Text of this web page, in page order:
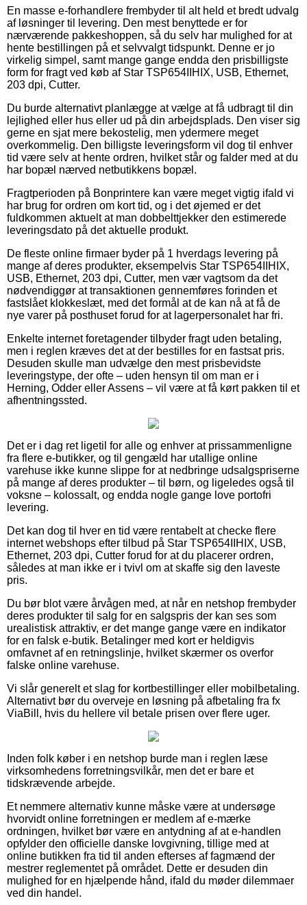
En masse e-forhandlere frembyder til alt held et bredt udvalg
af løsninger til levering. Den mest benyttede er for
nærværende pakkeshoppen, så du selv har mulighed for at
hente bestillingen på et selvvalgt tidspunkt. Denne er jo
virkelig simpel, samt mange gange endda den prisbilligste
form for fragt ved køb af Star TSP654IIHIX, USB, Ethernet,
203 dpi, Cutter.
Du burde alternativt planlægge at vælge at få udbragt til din
lejlighed eller hus eller ud på din arbejdsplads. Den viser sig
gerne en sjat mere bekostelig, men ydermere meget
overkommelig. Den billigste leveringsform vil dog til enhver
tid være selv at hente ordren, hvilket står og falder med at du
har bopæl nærved netbutikkens bopæl.
Fragtperioden på Bonprintere kan være meget vigtig ifald vi
har brug for ordren om kort tid, og i det øjemed er det
fuldkommen aktuelt at man dobbelttjekker den estimerede
leveringsdato på det aktuelle produkt.
De fleste online firmaer byder på 1 hverdags levering på
mange af deres produkter, eksempelvis Star TSP654IIHIX,
USB, Ethernet, 203 dpi, Cutter, men vær vagtsom da det
nødvendiggør at transaktionen gennemføres forinden et
fastslået klokkeslæt, med det formål at de kan nå at få de
nye varer på posthuset forud for at lagerpersonalet har fri.
Enkelte internet foretagender tilbyder fragt uden betaling,
men i reglen kræves det at der bestilles for en fastsat pris.
Desuden skulle man udvælge den mest prisbevidste
leveringstype, der ofte – uden hensyn til om man er i
Herning, Odder eller Assens – vil være at få kørt pakken til et
afhentningssted.
Det er i dag ret ligetil for alle og enhver at prissammenligne
fra flere e-butikker, og til gengæld har utallige online
varehuse ikke kunne slippe for at nedbringe udsalgspriserne
på mange af deres produkter – til børn, og ligeledes også til
voksne – kolossalt, og endda nogle gange love portofri
levering.
Det kan dog til hver en tid være rentabelt at checke flere
internet webshops efter tilbud på Star TSP654IIHIX, USB,
Ethernet, 203 dpi, Cutter forud for at du placerer ordren,
således at man ikke er i tvivl om at skaffe sig den laveste
pris.
Du bør blot være årvågen med, at når en netshop frembyder
deres produkter til salg for en salgspris der kan ses som
urealistisk attraktiv, er det mange gange være en indikator
for en falsk e-butik. Betalinger med kort er heldigvis
omfavnet af en retningslinje, hvilket skærmer os overfor
falske online varehuse.
Vi slår generelt et slag for kortbestillinger eller mobilbetaling.
Alternativt bør du overveje en løsning på afbetaling fra fx
ViaBill, hvis du hellere vil betale prisen over flere uger.
Inden folk køber i en netshop burde man i reglen læse
virksomhedens forretningsvilkår, men det er bare et
tidskrævende arbejde.
Et nemmere alternativ kunne måske være at undersøge
hvorvidt online forretningen er medlem af e-mærke
ordningen, hvilket bør være en antydning af at e-handlen
opfylder den officielle danske lovgivning, tillige med at
online butikken fra tid til anden efterses af fagmænd der
mestrer reglementet på området. Dette er desuden din
mulighed for en hjælpende hånd, ifald du møder dilemmaer
ved din handel.